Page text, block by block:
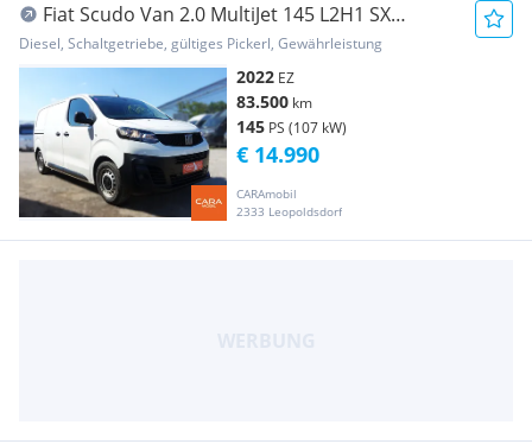
Fiat Scudo Van 2.0 MultiJet 145 L2H1 SX
Transporter / Kastenwagen
Diesel, Schaltgetriebe, gültiges Pickerl, Gewährleistung
2022 EZ
83.500 km
145 PS (107 kW)
CARAmobil
2333 Leopoldsdorf
€ 14.990